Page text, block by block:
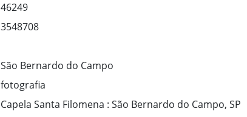
46249
3548708
São Bernardo do Campo
fotografia
Capela Santa Filomena : São Bernardo do Campo, SP